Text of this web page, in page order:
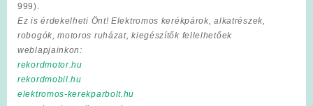
999).
Ez is érdekelheti Önt! Elektromos kerékpárok, alkatrészek,
robogók, motoros ruházat, kiegészítők fellelhetőek
weblapjainkon:
rekordmotor.hu
rekordmobil.hu
elektromos-kerekparbolt.hu